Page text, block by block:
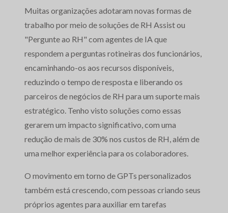
Muitas organizações adotaram novas formas de
trabalho por meio de soluções de RH Assist ou
"Pergunte ao RH" com agentes de IA que
respondem a perguntas rotineiras dos funcionários,
encaminhando-os aos recursos disponíveis,
reduzindo o tempo de resposta e liberando os
parceiros de negócios de RH para um suporte mais
estratégico. Tenho visto soluções como essas
gerarem um impacto significativo, com uma
redução de mais de 30% nos custos de RH, além de
uma melhor experiência para os colaboradores.
O movimento em torno de GPTs personalizados
também está crescendo, com pessoas criando seus
próprios agentes para auxiliar em tarefas